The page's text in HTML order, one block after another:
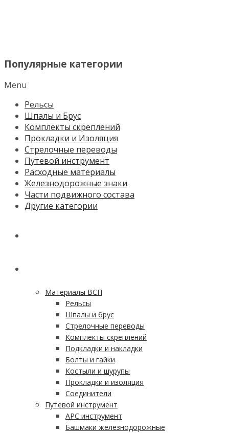
Популярные категории
Menu
Рельсы
Шпалы и Брус
Комплекты скреплений
Прокладки и Изоляция
Стрелочные переводы
Путевой инструмент
Расходные материалы
Железнодорожные знаки
Части подвижного состава
Другие категории
Материалы ВСП
Рельсы
Шпалы и брус
Стрелочные переводы
Комплекты скреплений
Подкладки и накладки
Болты и гайки
Костыли и шурупы
Прокладки и изоляция
Соединители
Путевой инструмент
АРС инструмент
Башмаки железнодорожные